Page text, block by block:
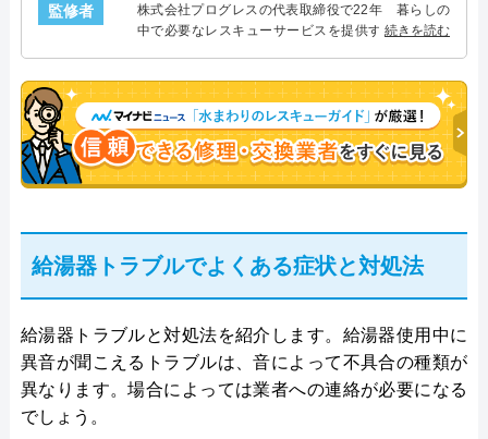
監修者
株式会社プログレスの代表取締役で22年 暮らしの
中で必要なレスキューサービスを提供する株式会社
決。多くのお客様に信頼される「給湯器」のスペシ
ャリスト。
続きを読む
給湯器トラブルでよくある症状と対処法
給湯器トラブルと対処法を紹介します。給湯器使用中に
異音が聞こえるトラブルは、音によって不具合の種類が
異なります。場合によっては業者への連絡が必要になる
でしょう。